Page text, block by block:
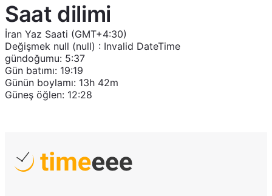
Saat dilimi
İran Yaz Saati (GMT+4:30)
Değişmek null (null) : Invalid DateTime
gündoğumu: 5:37
Gün batımı: 19:19
Günün boylamı: 13h 42m
Güneş öğlen: 12:28